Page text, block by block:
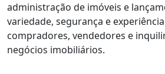
administração de imóveis e
variedade, segurança e
compradores, vendedores e
negócios imobiliários.